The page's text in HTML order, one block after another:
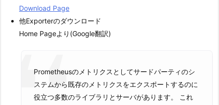
Download Page
他Exporterのダウンロード
Home Pageより(Google翻訳)
Prometheusのメトリクスとしてサードパーティのシ
ステムから既存のメトリクスをエクスポートするのに
役立つ多数のライブラリとサーバがあります。 これ